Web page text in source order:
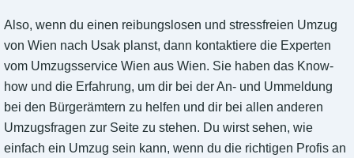
Also, wenn du einen reibungslosen und stressfreien Umzug
von Wien nach Usak planst, dann kontaktiere die Experten
vom Umzugsservice Wien aus Wien. Sie haben das Know-
how und die Erfahrung, um dir bei der An- und Ummeldung
bei den Bürgerämtern zu helfen und dir bei allen anderen
Umzugsfragen zur Seite zu stehen. Du wirst sehen, wie
einfach ein Umzug sein kann, wenn du die richtigen Profis an